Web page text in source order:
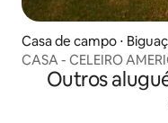
Casa de campo ⋅
CASA - CELEIRO
Outros